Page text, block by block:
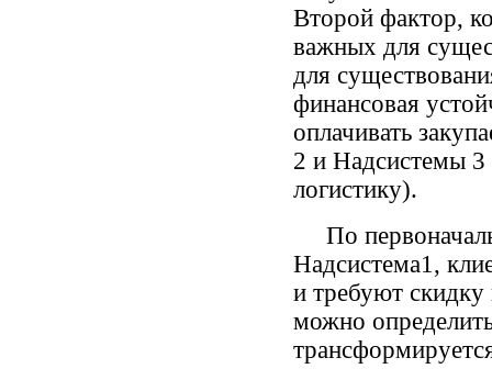
Второй фактор,
важных для
для
финансовая
оплачивать
2 и Надсистемы 3
логистику).
По
Надсистема1,
и требуют
можно